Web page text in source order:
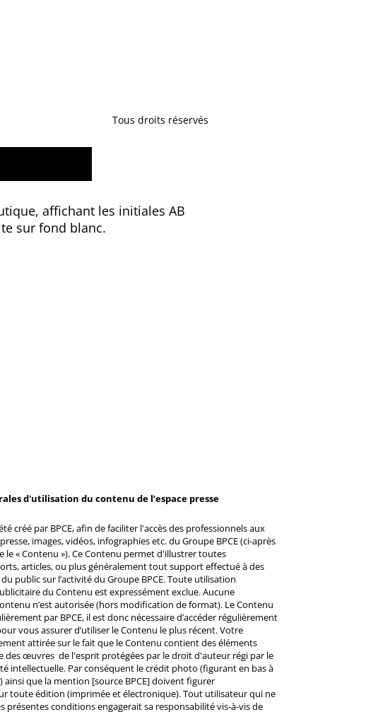
Tous droits réservés
affichant les initiales AB
sur fond blanc.
d'utilisation du contenu de l’espace presse
créé par BPCE, afin de faciliter l'accès des professionnels aux
images, vidéos, infographies etc. du Groupe BPCE (ci-après
le « Contenu »). Ce Contenu permet d'illustrer toutes
articles, ou plus généralement tout support effectué à des
public sur l’activité du Groupe BPCE. Toute utilisation
du Contenu est expressément exclue. Aucune
n’est autorisée (hors modification de format). Le Contenu
par BPCE, il est donc nécessaire d’accéder régulièrement
vous assurer d’utiliser le Contenu le plus récent. Votre
attirée sur le fait que le Contenu contient des éléments
des œuvres de l'esprit protégées par le droit d'auteur régi par le
intellectuelle. Par conséquent le crédit photo (figurant en bas à
que la mention [source BPCE] doivent figurer
toute édition (imprimée et électronique). Tout utilisateur qui ne
présentes conditions engagerait sa responsabilité vis-à-vis de